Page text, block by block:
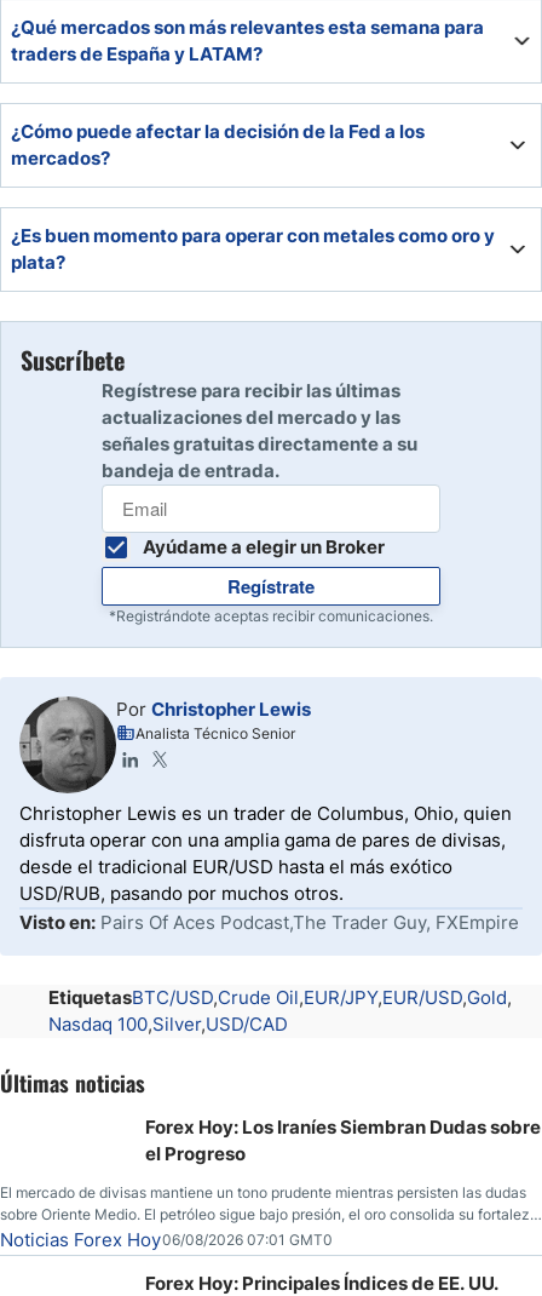
¿Qué mercados son más relevantes esta semana para
traders de España y LATAM?
USD/CAD, además de Bitcoin, NASDAQ 100, oro, plata y
petróleo.
¿Cómo puede afectar la decisión de la Fed a los
mercados?
posterior puede aumentar la volatilidad en divisas, índices
y criptomonedas.
¿Es buen momento para operar con metales como oro y
plata?
Ambos muestran alta volatilidad: el oro permanece alcista
y la plata está en plena presión compradora. Conviene
operar con gestión de riesgo.
Suscríbete
Regístrese para recibir las últimas
actualizaciones del mercado y las
señales gratuitas directamente a su
bandeja de entrada.
Ayúdame a elegir un Broker
Regístrate
*Registrándote aceptas recibir comunicaciones.
Por Christopher Lewis
Analista Técnico Senior
Christopher Lewis es un trader de Columbus, Ohio, quien
disfruta operar con una amplia gama de pares de divisas,
desde el tradicional EUR/USD hasta el más exótico
USD/RUB, pasando por muchos otros.
Visto en: Pairs Of Aces Podcast,The Trader Guy, FXEmpire
EtiquetasBTC/USD Crude Oil EUR/JPY EUR/USD Gold
Nasdaq 100 Silver USD/CAD
Últimas noticias
Forex Hoy: Los Iraníes Siembran Dudas sobre
el Progreso
El mercado de divisas mantiene un tono prudente mientras persisten las dudas
sobre Oriente Medio. El petróleo sigue bajo presión, el oro consolida su fortaleza
y los operadores esperan nuevas referencias económicas desde Estados
Unidos.
Noticias Forex Hoy06/08/2026 07:01 GMT0
Forex Hoy: Principales Índices de EE. UU.